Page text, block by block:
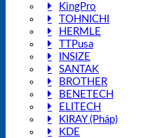
KingPro
TOHNICHI
HERMLE
TTPusa
INSIZE
SANTAK
BROTHER
BENETECH
ELITECH
KIRAY (Pháp)
KDE